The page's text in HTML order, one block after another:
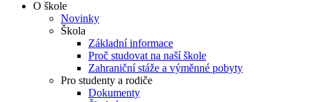
O škole
Novinky
Škola
Základní informace
Proč studovat na naší škole
Zahraniční stáže a výměnné pobyty
Pro studenty a rodiče
Dokumenty